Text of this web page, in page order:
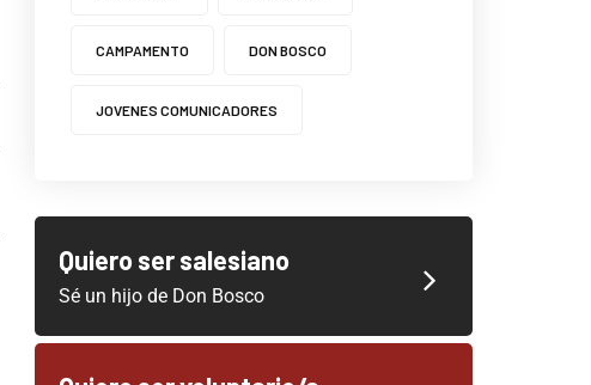
CAMPAMENTO DON BOSCO
JOVENES COMUNICADORES
Quiero ser salesiano
Sé un hijo de Don Bosco